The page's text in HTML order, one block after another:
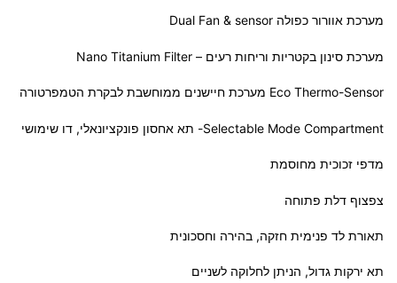
מערכת אוורור כפולה Dual Fan & sensor
מערכת סינון בקטריות וריחות רעים – Nano Titanium Filter
Eco Thermo-Sensor מערכת חיישנים ממוחשבת לבקרת הטמפרטורה
Selectable Mode Compartment- תא אחסון פונקציונאלי, דו שימושי
מדפי זכוכית מחוסמת
צפצוף דלת פתוחה
תאורת לד פנימית חזקה, בהירה וחסכונית
תא ירקות גדול, הניתן לחלוקה לשניים